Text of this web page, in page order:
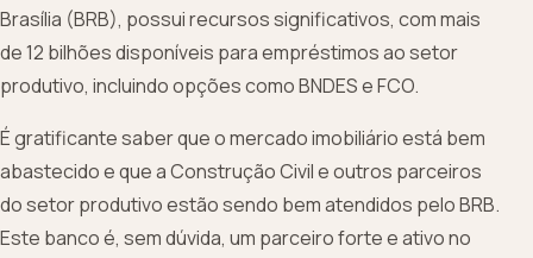
Brasília (BRB), possui recursos significativos, com mais
de 12 bilhões disponíveis para empréstimos ao setor
produtivo, incluindo opções como BNDES e FCO.
É gratificante saber que o mercado imobiliário está bem
abastecido e que a Construção Civil e outros parceiros
do setor produtivo estão sendo bem atendidos pelo BRB.
Este banco é, sem dúvida, um parceiro forte e ativo no